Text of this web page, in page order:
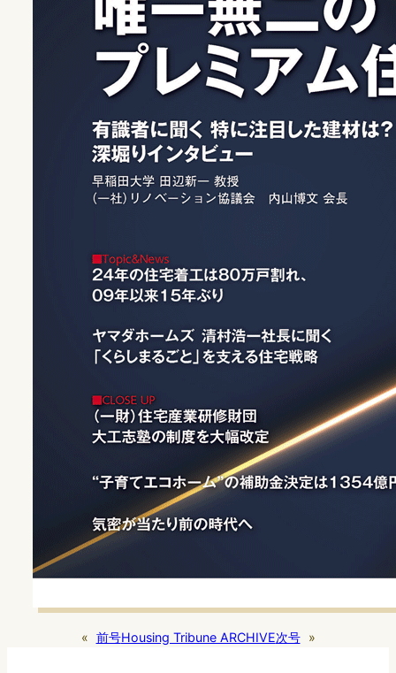
« 前号Housing Tribune ARCHIVE次号 »